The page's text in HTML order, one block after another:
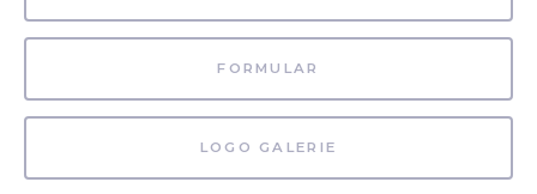
FORMULAR
LOGO GALERIE